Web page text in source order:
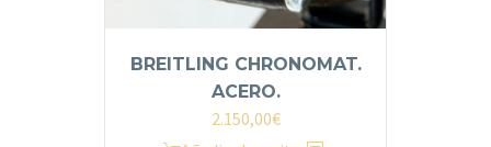
BREITLING CHRONOMAT.
ACERO.
2.150,00€